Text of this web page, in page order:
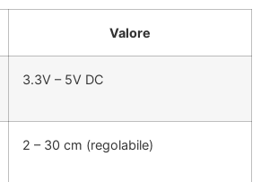
Valore
3.3V – 5V DC
2 – 30 cm (regolabile)